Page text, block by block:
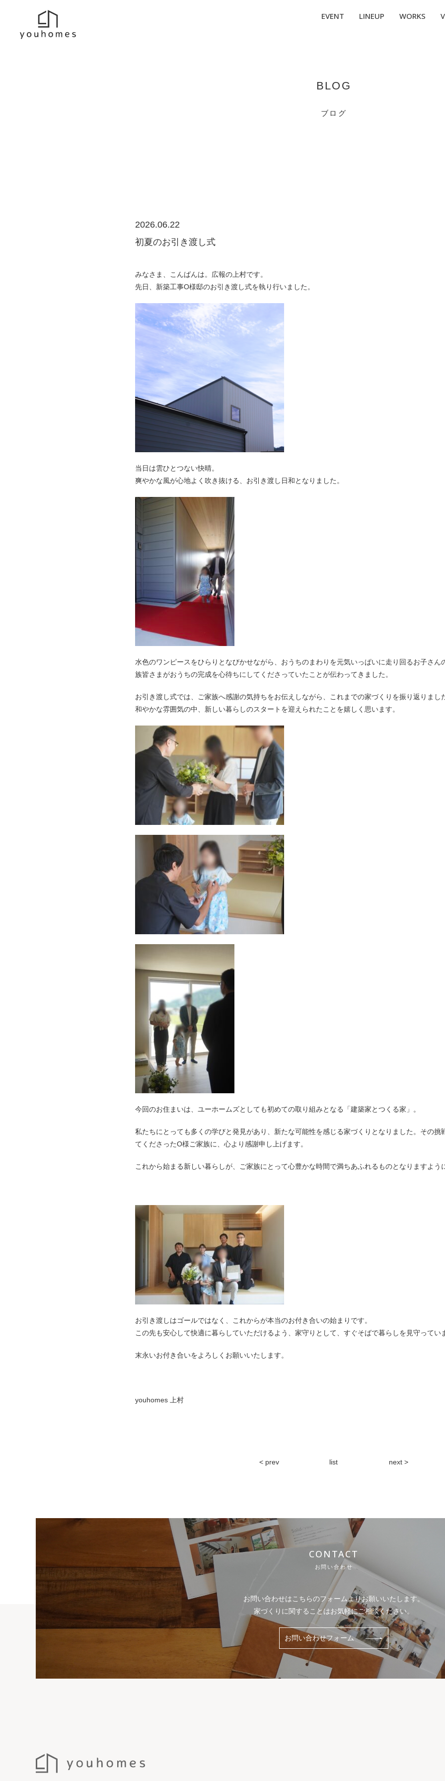
EVENT LINEUP WORKS
BLOG
ブログ
2026.06.22
初夏のお引き渡し式
みなさま、こんばんは。広報の上村です。
先日、新築工事O様邸のお引き渡し式を執り行いました。
当日は雲ひとつない快晴。
爽やかな風が心地よく吹き抜ける、お引き渡し日和となりました。
水色のワンピースをひらりとなびかせながら、おうちのまわりを元気いっぱいに走り回るお子さん
族皆さまがおうちの完成を心待ちにしてくださっていたことが伝わってきました。
お引き渡し式では、ご家族へ感謝の気持ちをお伝えしながら、これまでの家づくりを振り返りまし
和やかな雰囲気の中、新しい暮らしのスタートを迎えられたことを嬉しく思います。
今回のお住まいは、ユーホームズとしても初めての取り組みとなる「建築家とつくる家」。
私たちにとっても多くの学びと発見があり、新たな可能性を感じる家づくりとなりました。その挑
てくださったO様ご家族に、心より感謝申し上げます。
これから始まる新しい暮らしが、ご家族にとって心豊かな時間で満ちあふれるものとなりますよう
お引き渡しはゴールではなく、これからが本当のお付き合いの始まりです。
この先も安心して快適に暮らしていただけるよう、家守りとして、すぐそばで暮らしを見守ってい
末永いお付き合いをよろしくお願いいたします。
youhomes 上村
< prev list next >
CONTACT
お問い合わせ
お問い合わせはこちらのフォームよりお願いいたします。
家づくりに関することはお気軽にご相談ください。
お問い合わせフォーム